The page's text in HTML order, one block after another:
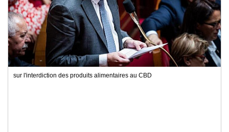
sur l'interdiction des produits alimentaires au CBD